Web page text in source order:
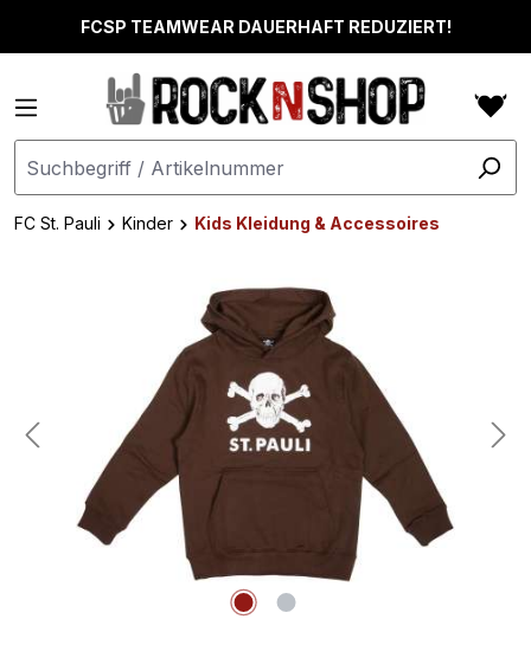
springenFCSP TEAMWEAR DAUERHAFT REDUZIERT!
FC St. Pauli Kinder
Kids Kleidung & Accessoires